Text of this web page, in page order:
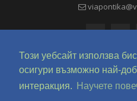
Този уебсайт използва
осигури възможно най-
интеракция.
Научете